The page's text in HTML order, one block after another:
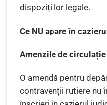
dispozițiilor legale.
Ce NU apare în
Amenzile de circulație
O amendă pentru
contravenții rutiere nu